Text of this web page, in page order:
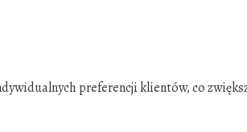
preferencji klientów, co